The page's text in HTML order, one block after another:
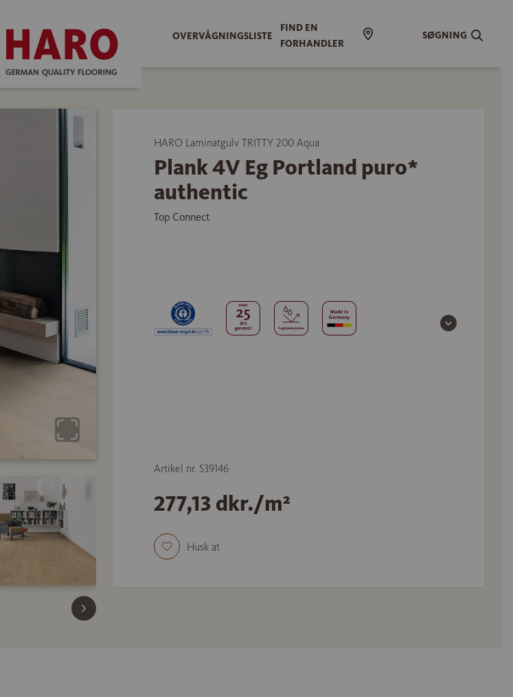
OVERVÅGNINGSLISTE
FIND EN
FORHANDLER
SØGNING
HARO Laminatgulv TRITTY 200 Aqua
Plank 4V Eg Portland puro*
authentic
Top Connect
Artikel nr. 539146
277,13 dkr./m²
Husk at